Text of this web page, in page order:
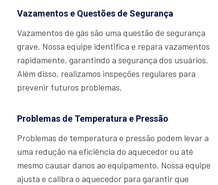
Vazamentos e Questões de Segurança
Vazamentos de gás são uma questão de segurança
grave. Nossa equipe identifica e repara vazamentos
rapidamente, garantindo a segurança dos usuários.
Além disso, realizamos inspeções regulares para
prevenir futuros problemas.
Problemas de Temperatura e Pressão
Problemas de temperatura e pressão podem levar a
uma redução na eficiência do aquecedor ou até
mesmo causar danos ao equipamento. Nossa equipe
ajusta e calibra o aquecedor para garantir que